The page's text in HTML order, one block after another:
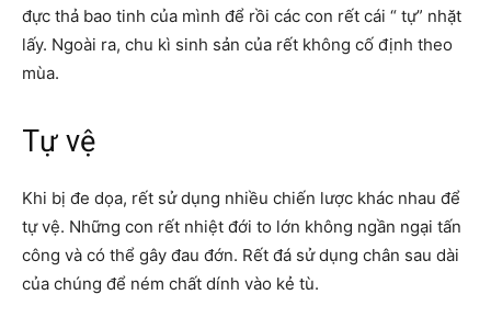
đực thả bao tinh của mình để rồi các con rết cái “ tự” nhặt
lấy. Ngoài ra, chu kì sinh sản của rết không cố định theo
mùa.
Tự vệ
Khi bị đe dọa, rết sử dụng nhiều chiến lược khác nhau để
tự vệ. Những con rết nhiệt đới to lớn không ngần ngại tấn
công và có thể gây đau đớn. Rết đá sử dụng chân sau dài
của chúng để ném chất dính vào kẻ tù.